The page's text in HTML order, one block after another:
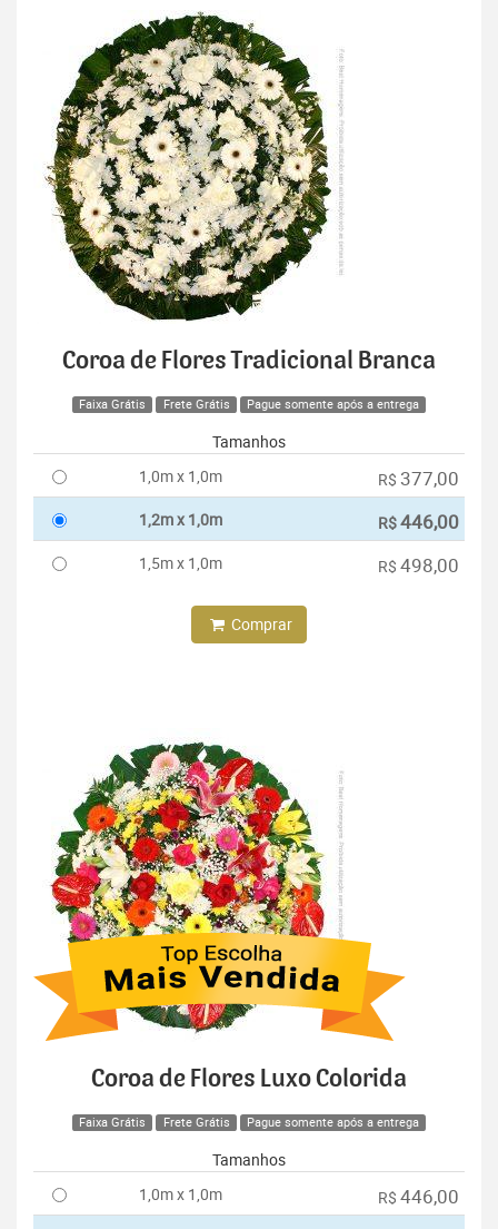
Coroa de Flores Tradicional Branca
Faixa Grátis Frete Grátis Pague somente após a entrega
Tamanhos
1,0m x 1,0m
R$ 377,00
1,2m x 1,0m R$446,00
1,5m x 1,0m R$ 498,00
Comprar
Coroa de Flores Luxo Colorida
Faixa Grátis Frete Grátis Pague somente após a entrega
Tamanhos
1,0m x 1,0m
R$ 446,00